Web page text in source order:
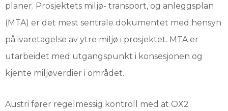
planer. Prosjektets miljø- transport, og anleggsplan
(MTA) er det mest sentrale dokumentet med hensyn
på ivaretagelse av ytre miljø i prosjektet. MTA er
utarbeidet med utgangspunkt i konsesjonen og
kjente miljøverdier i området.
Austri fører regelmessig kontroll med at OX2